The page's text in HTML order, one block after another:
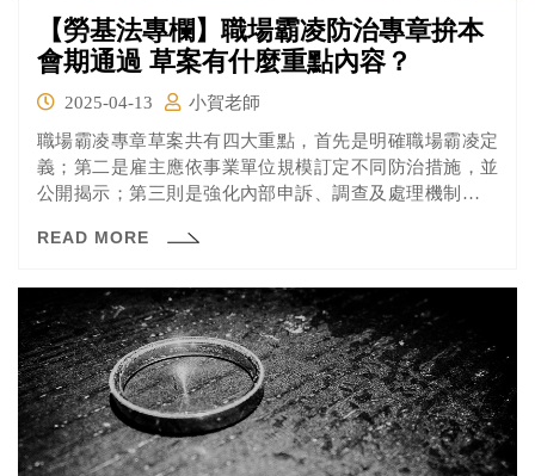
【勞基法專欄】職場霸凌防治專章拚本
會期通過 草案有什麼重點內容？
2025-04-13
小賀老師
職場霸凌專章草案共有四大重點，首先是明確職場霸凌定
義；第二是雇主應依事業單位規模訂定不同防治措施，並
公開揭示；第三則是強化內部申訴、調查及處理機制，與
訴人為最高負責人時，勞工可向外部提起申訴的處理機制
READ MORE